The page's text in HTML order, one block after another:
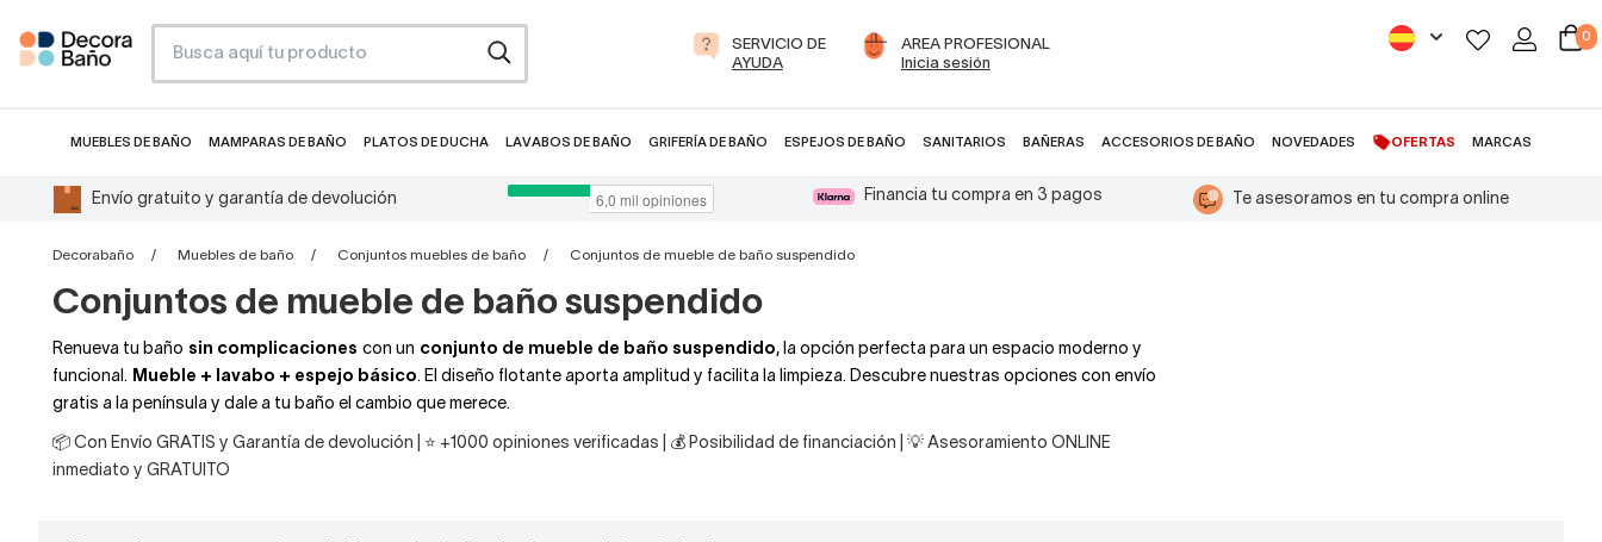
SERVICIO DE
AYUDA
AREA PROFESIONAL
Inicia sesión
0
MUEBLES DE BAÑO MAMPARAS DE BAÑO PLATOS DE DUCHA LAVABOS DE BAÑO GRIFERÍA DE BAÑO ESPEJOS DE BAÑO SANITARIOS BAÑERAS ACCESORIOS DE BAÑO NOVEDADES OFERTAS MARCAS
Envío gratuito y garantía de devolución Financia tu compra en 3 pagos Te asesoramos en tu compra online
Decorabaño Muebles de baño Conjuntos muebles de baño Conjuntos de mueble de baño suspendido
Conjuntos de mueble de baño suspendido
Renueva tu baño sin complicaciones con un conjunto de mueble de baño suspendido, la opción perfecta para un espacio moderno y
funcional.
Mueble + lavabo + espejo básico. El diseño flotante aporta amplitud y facilita la limpieza. Descubre nuestras opciones con envío
gratis a la península y dale a tu baño el cambio que merece.
📦 Con Envío GRATIS y Garantía de devolución | ⭐ +1000 opiniones verificadas | 💰 Posibilidad de financiación | 💡 Asesoramiento ONLINE
inmediato y GRATUITO